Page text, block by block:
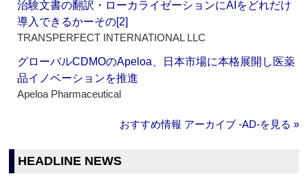
治験文書の翻訳・ローカライゼーションにAIをどれだけ
導入できるかーその[2]
TRANSPERFECT INTERNATIONAL LLC
グローバルCDMOのApeloa、日本市場に本格展開し医薬
品イノベーションを推進
Apeloa Pharmaceutical
おすすめ情報 アーカイブ ‐AD‐を見る »
HEADLINE NEWS